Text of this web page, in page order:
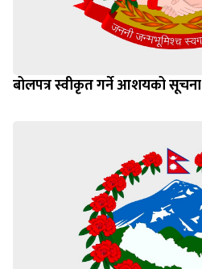
बोलपत्र स्वीकृत गर्ने आशयको सूचना